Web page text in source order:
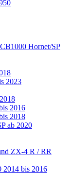
Hornet/SP
2023
2016
2018
ab 2020
ZX-4 R / RR
2014 bis 2016